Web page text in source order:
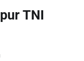
TNI